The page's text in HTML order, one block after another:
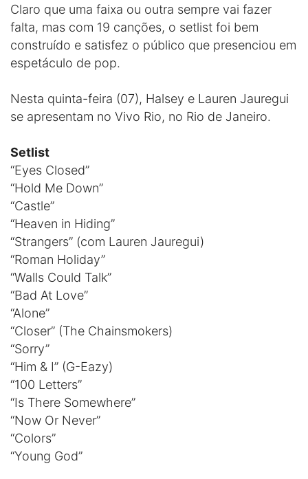
Claro que uma faixa ou outra sempre vai fazer
falta, mas com 19 canções, o setlist foi bem
construído e satisfez o público que presenciou em
espetáculo de pop.
Nesta quinta-feira (07), Halsey e Lauren Jauregui
se apresentam no Vivo Rio, no Rio de Janeiro.
Setlist
“Eyes Closed”
“Hold Me Down”
“Castle”
“Heaven in Hiding”
“Strangers” (com Lauren Jauregui)
“Roman Holiday”
“Walls Could Talk”
“Bad At Love”
“Alone”
“Closer” (The Chainsmokers)
“Sorry”
“Him & I” (G-Eazy)
“100 Letters”
“Is There Somewhere”
“Now Or Never”
“Colors”
“Young God”